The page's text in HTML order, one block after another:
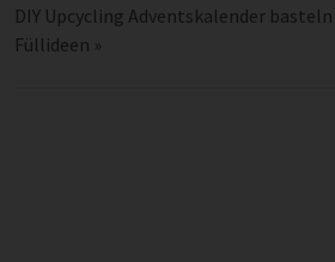
DIY Upcycling Adventskalender
Füllideen »